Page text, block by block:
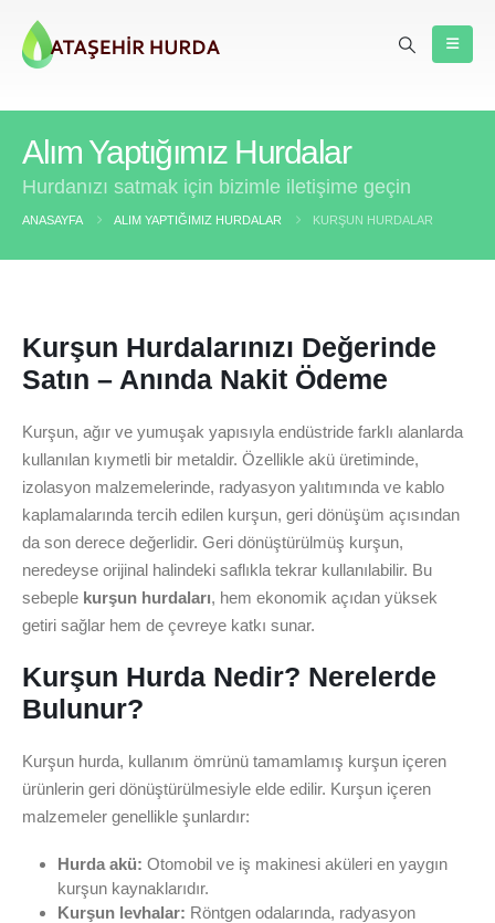
Alım Yaptığımız Hurdalar
Hurdanızı satmak için bizimle iletişime geçin
ANASAYFA ALIM YAPTIĞIMIZ HURDALAR KURŞUN HURDALAR
Kurşun Hurdalarınızı Değerinde
Satın – Anında Nakit Ödeme
Kurşun, ağır ve yumuşak yapısıyla endüstride farklı alanlarda
kullanılan kıymetli bir metaldir. Özellikle akü üretiminde,
izolasyon malzemelerinde, radyasyon yalıtımında ve kablo
kaplamalarında tercih edilen kurşun, geri dönüşüm açısından
da son derece değerlidir. Geri dönüştürülmüş kurşun,
neredeyse orijinal halindeki saflıkla tekrar kullanılabilir. Bu
sebeple kurşun hurdaları, hem ekonomik açıdan yüksek
getiri sağlar hem de çevreye katkı sunar.
Kurşun Hurda Nedir? Nerelerde
Bulunur?
Kurşun hurda, kullanım ömrünü tamamlamış kurşun içeren
ürünlerin geri dönüştürülmesiyle elde edilir. Kurşun içeren
malzemeler genellikle şunlardır:
Hurda akü: Otomobil ve iş makinesi aküleri en yaygın
kurşun kaynaklarıdır.
Kurşun levhalar: Röntgen odalarında, radyasyon